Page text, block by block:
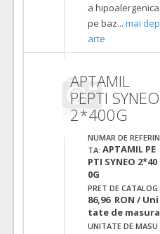
a hipoalergenica
pe baz... mai dep
arte
APTAMIL
PEPTI SYNEO
2*400G
NUMAR DE REFERIN
TA: APTAMIL PE
PTI SYNEO 2*40
0G
PRET DE CATALOG:
86,96 RON / Uni
tate de masura
UNITATE DE MASU